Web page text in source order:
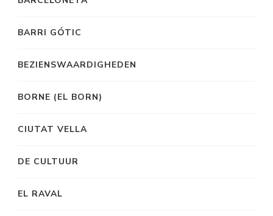
BARRI GÓTIC
BEZIENSWAARDIGHEDEN
BORNE (EL BORN)
CIUTAT VELLA
DE CULTUUR
EL RAVAL